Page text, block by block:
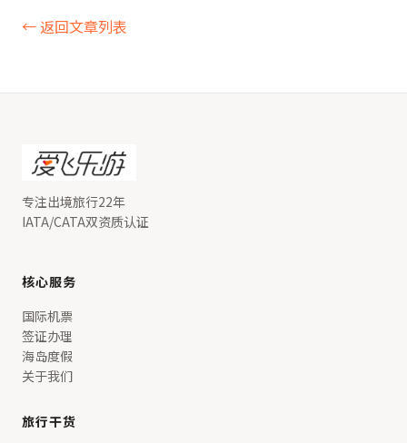
← 返回文章列表
专注出境旅行22年
IATA/CATA双资质认证
核心服务
国际机票
签证办理
海岛度假
关于我们
旅行干货